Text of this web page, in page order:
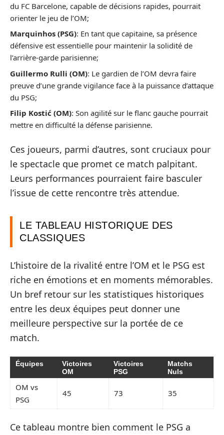
du FC Barcelone, capable de décisions rapides, pourrait
orienter le jeu de l’OM;
Marquinhos (PSG): En tant que capitaine, sa présence
défensive est essentielle pour maintenir la solidité de
l’arrière-garde parisienne;
Guillermo Rulli (OM): Le gardien de l’OM devra faire
preuve d’une grande vigilance face à la puissance d’attaque
du PSG;
Filip Kostić (OM): Son agilité sur le flanc gauche pourrait
mettre en difficulté la défense parisienne.
Ces joueurs, parmi d’autres, sont cruciaux pour
le spectacle que promet ce match palpitant.
Leurs performances pourraient faire basculer
l’issue de cette rencontre très attendue.
LE TABLEAU HISTORIQUE DES
CLASSIQUES
L’histoire de la rivalité entre l’OM et le PSG est
riche en émotions et en moments mémorables.
Un bref retour sur les statistiques historiques
entre les deux équipes peut donner une
meilleure perspective sur la portée de ce
match.
Équipes
Victoires
OM
Victoires
PSG
Matchs
Nuls
OM vs
PSG
45 73 35
Ce tableau montre bien comment le PSG a